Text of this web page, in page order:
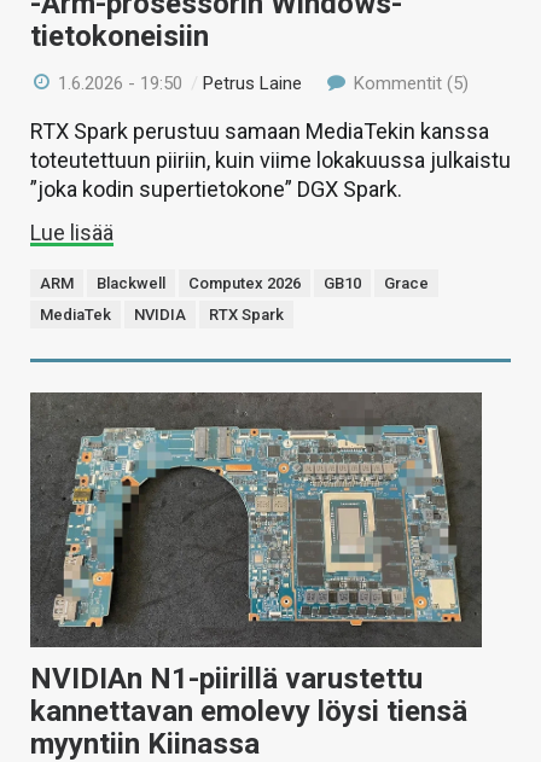
HAKU
tietokoneisiin
1.6.2026 - 19:50 /Petrus Laine Kommentit (5)
RTX Spark perustuu samaan MediaTekin kanssa
toteutettuun piiriin, kuin viime lokakuussa julkaistu
”joka kodin supertietokone” DGX Spark.
Lue lisää
ARM Blackwell Computex 2026 GB10
Grace
MediaTek
NVIDIA RTX Spark
NVIDIAn N1-piirillä varustettu
kannettavan emolevy löysi tiensä
myyntiin Kiinassa